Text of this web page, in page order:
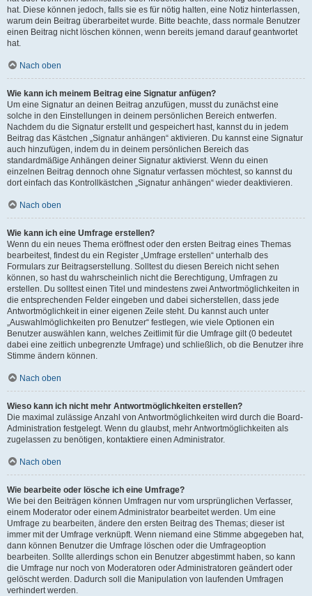
hat. Diese können jedoch, falls sie es für nötig halten, eine Notiz hinterlassen,
warum dein Beitrag überarbeitet wurde. Bitte beachte, dass normale Benutzer
einen Beitrag nicht löschen können, wenn bereits jemand darauf geantwortet
hat.
Nach oben
Wie kann ich meinem Beitrag eine Signatur anfügen?
Um eine Signatur an deinen Beitrag anzufügen, musst du zunächst eine
solche in den Einstellungen in deinem persönlichen Bereich entwerfen.
Nachdem du die Signatur erstellt und gespeichert hast, kannst du in jedem
Beitrag das Kästchen „Signatur anhängen“ aktivieren. Du kannst eine Signatur
auch hinzufügen, indem du in deinem persönlichen Bereich das
standardmäßige Anhängen deiner Signatur aktivierst. Wenn du einen
einzelnen Beitrag dennoch ohne Signatur verfassen möchtest, so kannst du
dort einfach das Kontrollkästchen „Signatur anhängen“ wieder deaktivieren.
Nach oben
Wie kann ich eine Umfrage erstellen?
Wenn du ein neues Thema eröffnest oder den ersten Beitrag eines Themas
bearbeitest, findest du ein Register „Umfrage erstellen“ unterhalb des
Formulars zur Beitragserstellung. Solltest du diesen Bereich nicht sehen
können, so hast du wahrscheinlich nicht die Berechtigung, Umfragen zu
erstellen. Du solltest einen Titel und mindestens zwei Antwortmöglichkeiten in
die entsprechenden Felder eingeben und dabei sicherstellen, dass jede
Antwortmöglichkeit in einer eigenen Zeile steht. Du kannst auch unter
„Auswahlmöglichkeiten pro Benutzer“ festlegen, wie viele Optionen ein
Benutzer auswählen kann, welches Zeitlimit für die Umfrage gilt (0 bedeutet
dabei eine zeitlich unbegrenzte Umfrage) und schließlich, ob die Benutzer ihre
Stimme ändern können.
Nach oben
Wieso kann ich nicht mehr Antwortmöglichkeiten erstellen?
Die maximal zulässige Anzahl von Antwortmöglichkeiten wird durch die Board-
Administration festgelegt. Wenn du glaubst, mehr Antwortmöglichkeiten als
zugelassen zu benötigen, kontaktiere einen Administrator.
Nach oben
Wie bearbeite oder lösche ich eine Umfrage?
Wie bei den Beiträgen können Umfragen nur vom ursprünglichen Verfasser,
einem Moderator oder einem Administrator bearbeitet werden. Um eine
Umfrage zu bearbeiten, ändere den ersten Beitrag des Themas; dieser ist
immer mit der Umfrage verknüpft. Wenn niemand eine Stimme abgegeben hat,
dann können Benutzer die Umfrage löschen oder die Umfrageoption
bearbeiten. Sollte allerdings schon ein Benutzer abgestimmt haben, so kann
die Umfrage nur noch von Moderatoren oder Administratoren geändert oder
gelöscht werden. Dadurch soll die Manipulation von laufenden Umfragen
verhindert werden.